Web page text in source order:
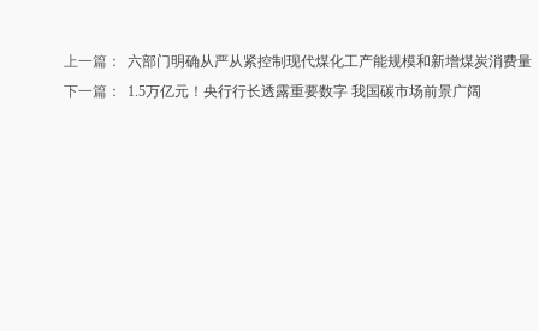
上一篇：
六部门明确从严从紧控制现代煤化工产能规模和新增煤炭消费量
下一篇：
1.5万亿元！央行行长透露重要数字 我国碳市场前景广阔